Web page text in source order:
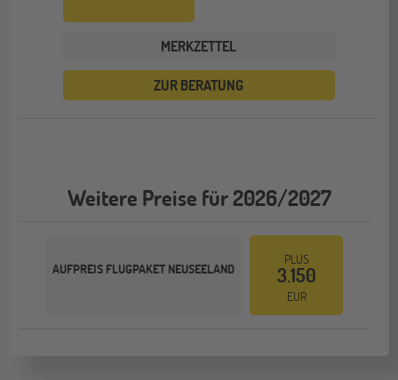
MERKZETTEL
ZUR BERATUNG
Weitere Preise für 2026/2027
AUFPREIS FLUGPAKET NEUSEELAND
PLUS
3.150
EUR